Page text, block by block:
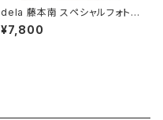
dela 藤本南 スペシャルフォトブ
ック＆公式プロモーションブック
¥7,800